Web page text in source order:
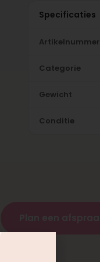
Specificaties
Artikelnummer
Categorie
Gewicht
Conditie